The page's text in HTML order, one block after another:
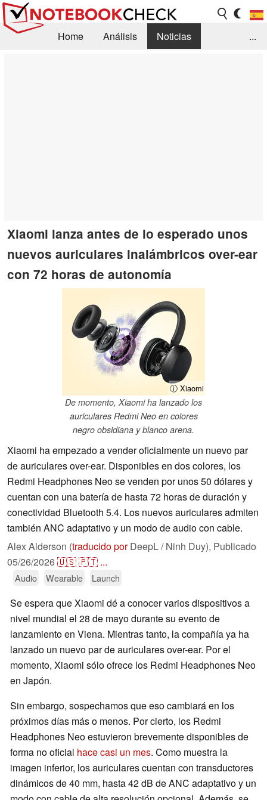
Home Análisis
Noticias
...
Xiaomi lanza antes de lo esperado unos
nuevos auriculares inalámbricos over-ear
con 72 horas de autonomía
ⓘ Xiaomi
De momento, Xiaomi ha lanzado los
auriculares Redmi Neo en colores
negro obsidiana y blanco arena.
Xiaomi ha empezado a vender oficialmente un nuevo par
de auriculares over-ear. Disponibles en dos colores, los
Redmi Headphones Neo se venden por unos 50 dólares y
cuentan con una batería de hasta 72 horas de duración y
conectividad Bluetooth 5.4. Los nuevos auriculares admiten
también ANC adaptativo y un modo de audio con cable.
Alex Alderson (traducido porDeepL / Ninh Duy), Publicado
05/26/2026🇺🇸🇵🇹 ...
Audio Wearable Launch
Se espera que Xiaomi dé a conocer varios dispositivos a
nivel mundial el 28 de mayo durante su evento de
lanzamiento en Viena. Mientras tanto, la compañía ya ha
lanzado un nuevo par de auriculares over-ear. Por el
momento, Xiaomi sólo ofrece los Redmi Headphones Neo
en Japón.
Sin embargo, sospechamos que eso cambiará en los
próximos días más o menos. Por cierto, los Redmi
Headphones Neo estuvieron brevemente disponibles de
forma no oficial hace casi un mes. Como muestra la
imagen inferior, los auriculares cuentan con transductores
dinámicos de 40 mm, hasta 42 dB de ANC adaptativo y un